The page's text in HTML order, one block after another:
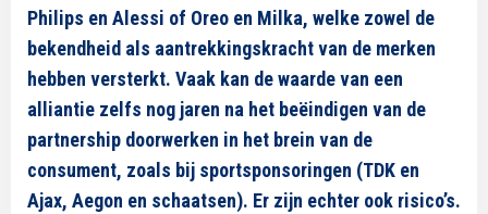
Philips en Alessi of Oreo en Milka, welke zowel de
bekendheid als aantrekkingskracht van de merken
hebben versterkt. Vaak kan de waarde van een
alliantie zelfs nog jaren na het beëindigen van de
partnership doorwerken in het brein van de
consument, zoals bij sportsponsoringen (TDK en
Ajax, Aegon en schaatsen). Er zijn echter ook risico’s.